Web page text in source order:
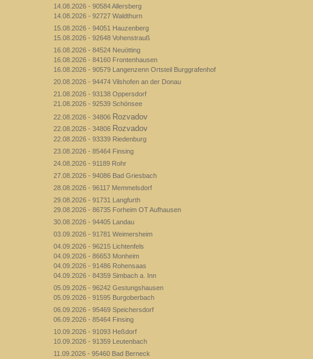
14.08.2026 - 90584 Allersberg
14.08.2026 - 92727 Waldthurn
15.08.2026 - 94051 Hauzenberg
15.08.2026 - 92648 Vohenstrauß
16.08.2026 - 84524 Neuötting
16.08.2026 - 84160 Frontenhausen
16.08.2026 - 90579 Langenzenn Ortsteil Burggrafenhof
20.08.2026 - 94474 Vilshofen an der Donau
21.08.2026 - 93138 Oppersdorf
21.08.2026 - 92539 Schönsee
22.08.2026 - 34806 Rozvadov
22.08.2026 - 34806 Rozvadov
22.08.2026 - 93339 Riedenburg
23.08.2026 - 85464 Finsing
24.08.2026 - 91189 Rohr
27.08.2026 - 94086 Bad Griesbach
28.08.2026 - 96117 Memmelsdorf
29.08.2026 - 91731 Langfurth
29.08.2026 - 86735 Forheim OT Aufhausen
30.08.2026 - 94405 Landau
03.09.2026 - 91781 Weimersheim
04.09.2026 - 96215 Lichtenfels
04.09.2026 - 86653 Monheim
04.09.2026 - 91486 Rohensaas
04.09.2026 - 84359 Simbach a. Inn
05.09.2026 - 96242 Gestungshausen
05.09.2026 - 91595 Burgoberbach
06.09.2026 - 95469 Speichersdorf
06.09.2026 - 85464 Finsing
10.09.2026 - 91093 Heßdorf
10.09.2026 - 91359 Leutenbach
11.09.2026 - 95460 Bad Berneck